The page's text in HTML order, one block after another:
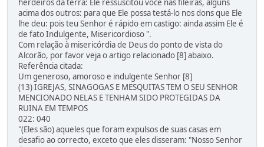
herdeiros da terra: Ele ressuscitou você nas fileiras, alguns
acima dos outros: para que Ele possa testá-lo nos dons que Ele
lhe deu: pois teu Senhor é rápido em castigo: ainda assim Ele é
de fato Indulgente, Misericordioso ".
Com relação à misericórdia de Deus do ponto de vista do
Alcorão, por favor veja o artigo relacionado [8] abaixo.
Referência citada:
Um generoso, amoroso e indulgente Senhor [8]
(13) IGREJAS, SINAGOGAS E MESQUITAS TEM O SEU SENHOR
MENCIONADO NELAS E TENHAM SIDO PROTEGIDAS DA
RUINA EM TEMPOS
022: 040
"(Eles são) aqueles que foram expulsos de suas casas em
desafio ao correcto, exceto que eles disseram: "Nosso Senhor